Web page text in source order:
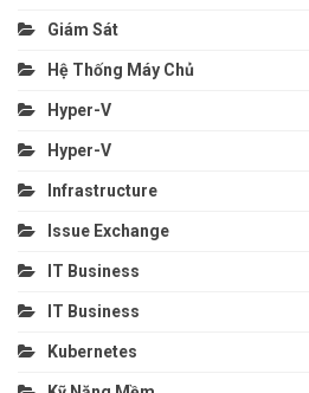
Giám Sát
Hệ Thống Máy Chủ
Hyper-V
Hyper-V
Infrastructure
Issue Exchange
IT Business
IT Business
Kubernetes